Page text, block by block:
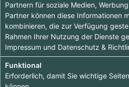
Tipp ab 15.90 €
Hebe
Partnern für soziale Medien,
Partner können diese Informationen
kombinieren, die zur Verfügung
Rahmen Ihrer Nutzung der Dienste
Impressum und Datenschutz &
Funktional
Erforderlich, damit Sie wichtige